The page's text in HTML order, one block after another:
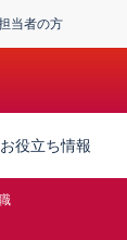
当者の方
お役立ち情報